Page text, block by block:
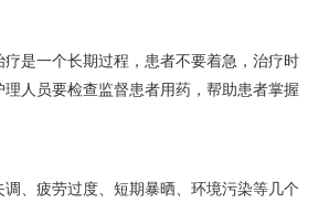
是一个长期过程，患者不要着急，治疗时
人员要检查监督患者用药，帮助患者掌握
疲劳过度、短期暴晒、环境污染等几个